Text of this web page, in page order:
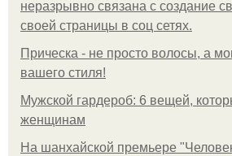
неразрывно связана с создание
своей страницы в соц сетях.
Прическа - не просто волосы, а
вашего стиля!
Мужской гардероб: 6 вещей,
женщинам
На шанхайской премьере